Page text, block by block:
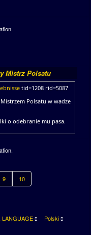
Mistrz Polsatu
tid=1208 rid=5087
Polsatu w wadze
o odebranie mu pasa.
9 10
LANGUAGE
Polski